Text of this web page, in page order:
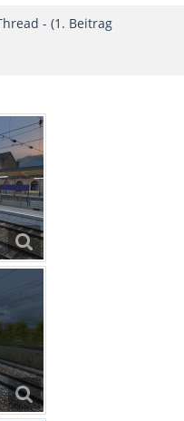
- (1. Beitrag